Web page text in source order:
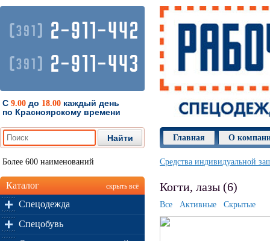
(391) 2-911-442
(391) 2-911-443
С 9.00 до 18.00 каждый день
по Красноярскому времени
Главная О
Более 600 наименований
Каталог скрыть всё
Спецодежда
Спецобувь
Средства индивидуальной
Когти, лазы (6)
Все Активные Скрытые